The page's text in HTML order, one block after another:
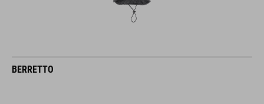
BERRETTO